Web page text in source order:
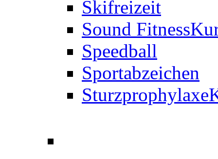
Skifreizeit
Sound Fitness
Speedball
Sportabzeichen
Sturzprophylaxe